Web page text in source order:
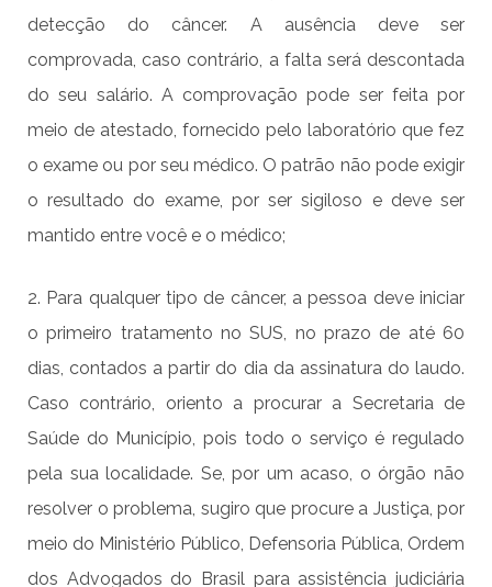
detecção do câncer. A ausência deve ser
comprovada, caso contrário, a falta será descontada
do seu salário. A comprovação pode ser feita por
meio de atestado, fornecido pelo laboratório que fez
o exame ou por seu médico. O patrão não pode exigir
o resultado do exame, por ser sigiloso e deve ser
mantido entre você e o médico;
2. Para qualquer tipo de câncer, a pessoa deve iniciar
o primeiro tratamento no SUS, no prazo de até 60
dias, contados a partir do dia da assinatura do laudo.
Caso contrário, oriento a procurar a Secretaria de
Saúde do Município, pois todo o serviço é regulado
pela sua localidade. Se, por um acaso, o órgão não
resolver o problema, sugiro que procure a Justiça, por
meio do Ministério Público, Defensoria Pública, Ordem
dos Advogados do Brasil para assistência judiciária